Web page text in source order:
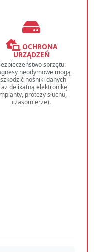
OCHRONA
URZĄDZEŃ
sprzętu:
neodymowe mogą
nośniki danych
delikatną elektronikę
protezy słuchu,
czasomierze).